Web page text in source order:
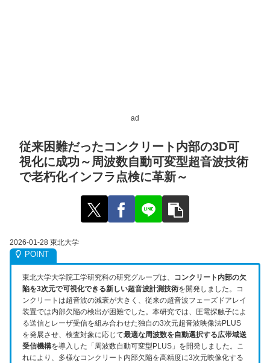
ad
従来困難だったコンクリート内部の3D可
視化に成功～周波数自動可変型超音波技術
で老朽化インフラ点検に革新～
2026-01-28 東北大学
東北大学大学院工学研究科の研究グループは、 コンクリート内部の欠
陥を3次元で可視化できる新しい超音波計測技術を開発しました。コ
ンクリートは超音波の減衰が大きく、従来の超音波フェーズドアレイ
装置では内部欠陥の検出が困難でした。本研究では、圧電探触子によ
る送信とレーザ受信を組み合わせた独自の3次元超音波映像法PLUS
を発展させ、検査対象に応じて最適な周波数を自動選択する広帯域送
受信機構を導入した「周波数自動可変型PLUS」を開発しました。こ
れにより、多様なコンクリート内部欠陥を高精度に3次元映像化する